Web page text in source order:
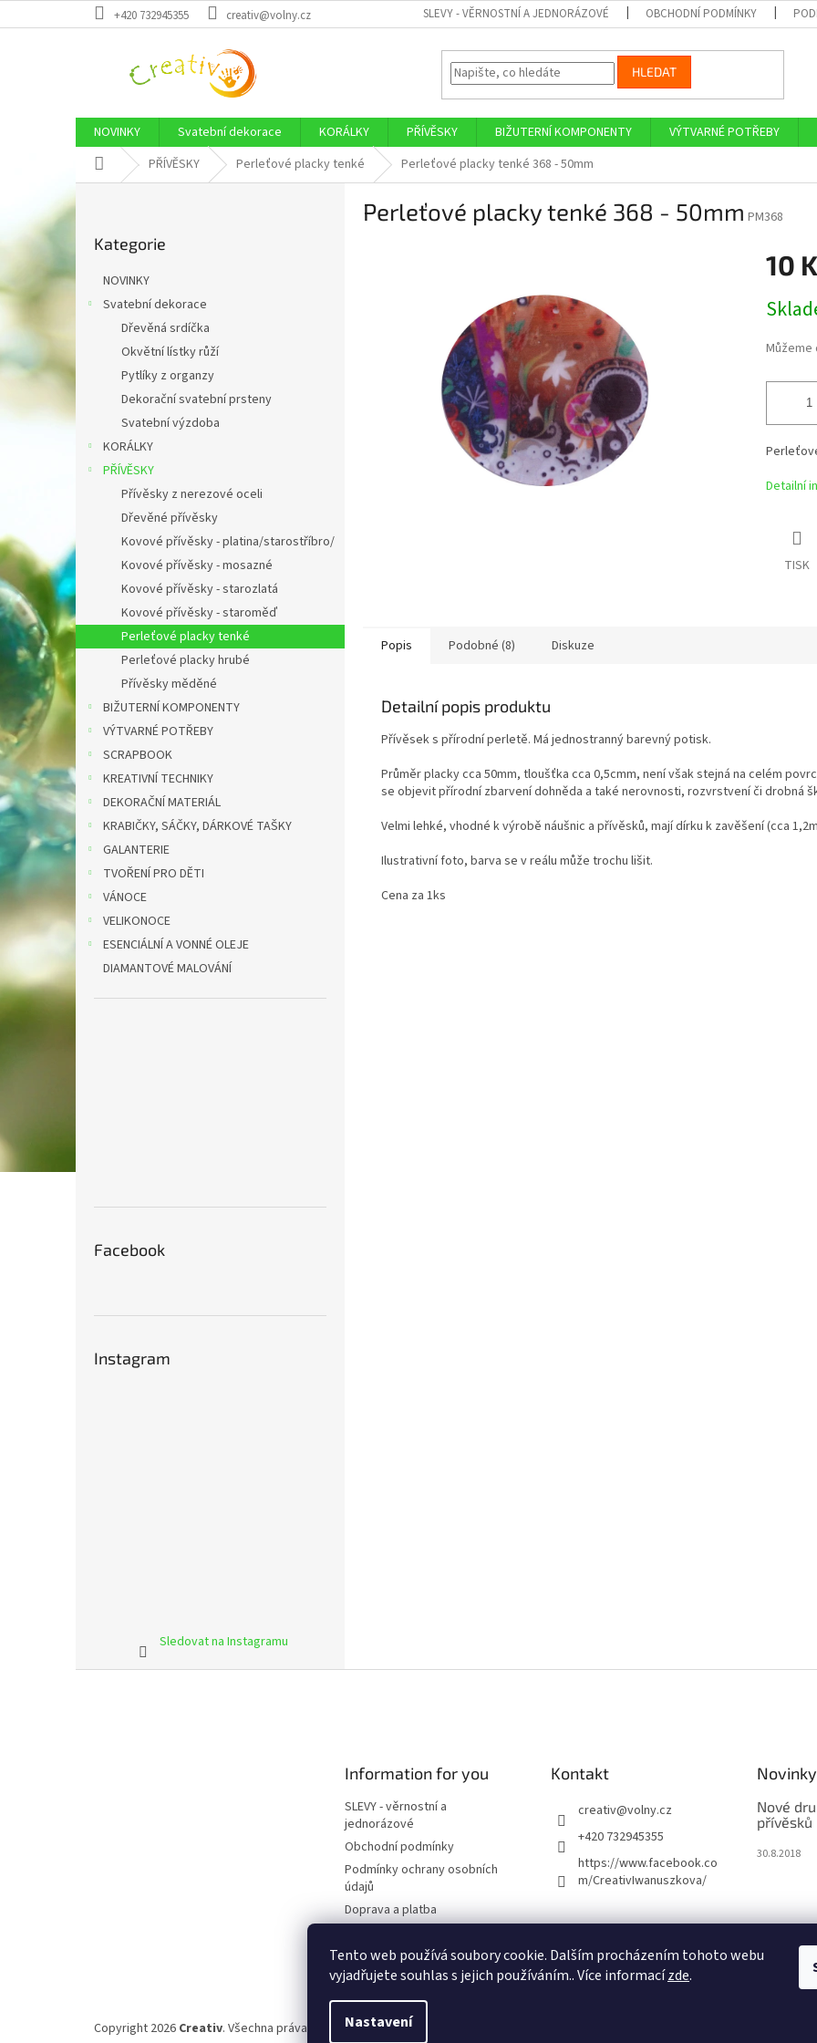
Tento web používá soubory cookie. Dalším procházením tohoto webu
vyjadřujete souhlas s jejich používáním.. Více informacízde.
Nastavení
na
+420 732945355 creativ@volny.cz SLEVY - VĚRNOSTNÍ A JEDNORÁZOVÉ OBCHODNÍ PODMÍNKY
HLEDAT
NOVINKY Svatební dekorace KORÁLKY PŘÍVĚSKY BIŽUTERNÍ KOMPONENTY
VÝTVARNÉ POTŘEBY
Domů PŘÍVĚSKY Perleťové placky tenké Perleťové placky tenké 368 - 50mm
P
o
p
a
n
kategorie
Kategorie
NOVINKY
Svatební dekorace
Dřevěná srdíčka
Okvětní lístky růží
Pytlíky z organzy
Dekorační svatební prsteny
Svatební výzdoba
KORÁLKY
PŘÍVĚSKY
Přívěsky z nerezové oceli
Dřevěné přívěsky
Kovové přívěsky - platina/starostříbro/
Kovové přívěsky - mosazné
Kovové přívěsky - starozlatá
Kovové přívěsky - staroměď
Perleťové placky tenké
Perleťové placky hrubé
Přívěsky měděné
BIŽUTERNÍ KOMPONENTY
VÝTVARNÉ POTŘEBY
SCRAPBOOK
KREATIVNÍ TECHNIKY
DEKORAČNÍ MATERIÁL
KRABIČKY, SÁČKY, DÁRKOVÉ TAŠKY
GALANTERIE
TVOŘENÍ PRO DĚTI
VÁNOCE
VELIKONOCE
ESENCIÁLNÍ A VONNÉ OLEJE
DIAMANTOVÉ MALOVÁNÍ
Facebook
Instagram
Sledovat na Instagramu
Perleťové placky tenké 368 - 50mm PM368
10
cena:
Detailní
TISK
Popis Podobné (8) Diskuze
Detailní popis produktu
Přívěsek s přírodní perletě. Má jednostranný barevný potisk.
Průměr placky cca 50mm, tloušťka cca 0,5cmm, není však stejná na celém
se objevit přírodní zbarvení dohněda a také nerovnosti, rozvrstvení či drobná
Velmi lehké, vhodné k výrobě náušnic a přívěsků, mají dírku k zavěšení (cca
Ilustrativní foto, barva se v reálu může trochu lišit.
Cena za 1ks
Information for you
SLEVY - věrnostní a
jednorázové
Obchodní podmínky
Podmínky ochrany osobních
údajů
Doprava a platba
Napište nám
Kontakt
creativ@volny.cz
+420 732945355
https://www.facebook.co
m/CreativIwanuszkova/
Novinky
Nové
přívěsků
30.8.2018
Copyright 2026 Creativ. Všechna práva vyhrazena.